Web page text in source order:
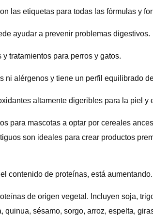
las etiquetas para todas las fórmulas y
ayudar a prevenir problemas digestivos.
tratamientos para perros y gatos.
ni alérgenos y tiene un perfil equilibrado
altamente digeribles para la piel y
para mascotas a optar por cereales
son ideales para crear productos
contenido de proteínas, está aumentando.
de origen vegetal. Incluyen soja,
sésamo, sorgo, arroz, espelta,